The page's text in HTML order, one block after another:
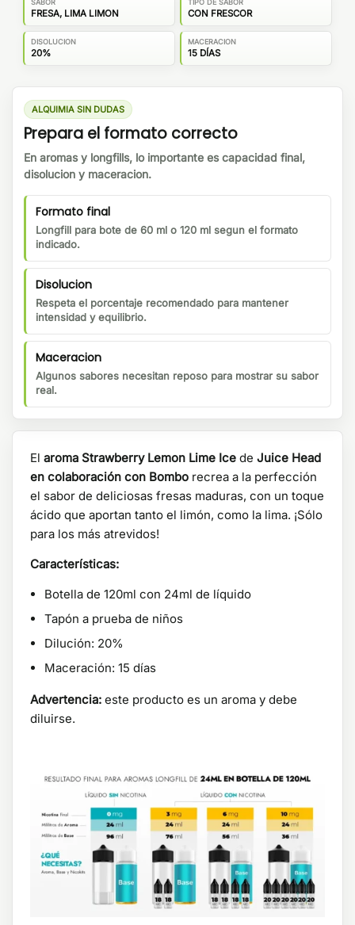
FRESA, LIMA LIMON CON FRESCOR
DISOLUCION
20%
MACERACION
15 DÍAS
ALQUIMIA SIN DUDAS
Prepara el formato correcto
En aromas y longfills, lo importante es capacidad final,
disolucion y maceracion.
Formato final
Longfill para bote de 60 ml o 120 ml segun el formato
indicado.
Disolucion
Respeta el porcentaje recomendado para mantener
intensidad y equilibrio.
Maceracion
Algunos sabores necesitan reposo para mostrar su sabor
real.
El aroma Strawberry Lemon Lime Ice de Juice Head
en colaboración con Bombo recrea a la perfección
el sabor de deliciosas fresas maduras, con un toque
ácido que aportan tanto el limón, como la lima. ¡Sólo
para los más atrevidos!
Características:
Botella de 120ml con 24ml de líquido
Tapón a prueba de niños
Dilución: 20%
Maceración: 15 días
Advertencia: este producto es un aroma y debe
diluirse.